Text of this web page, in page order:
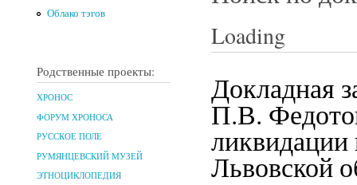
Облако тэгов
Родственные проекты:
ХРОНОС
ФОРУМ ХРОНОСА
РУССКОЕ ПОЛЕ
РУМЯНЦЕВСКИЙ МУЗЕЙ
ЭТНОЦИКЛОПЕДИЯ
Loading
Докладная
П.В.
Львовской